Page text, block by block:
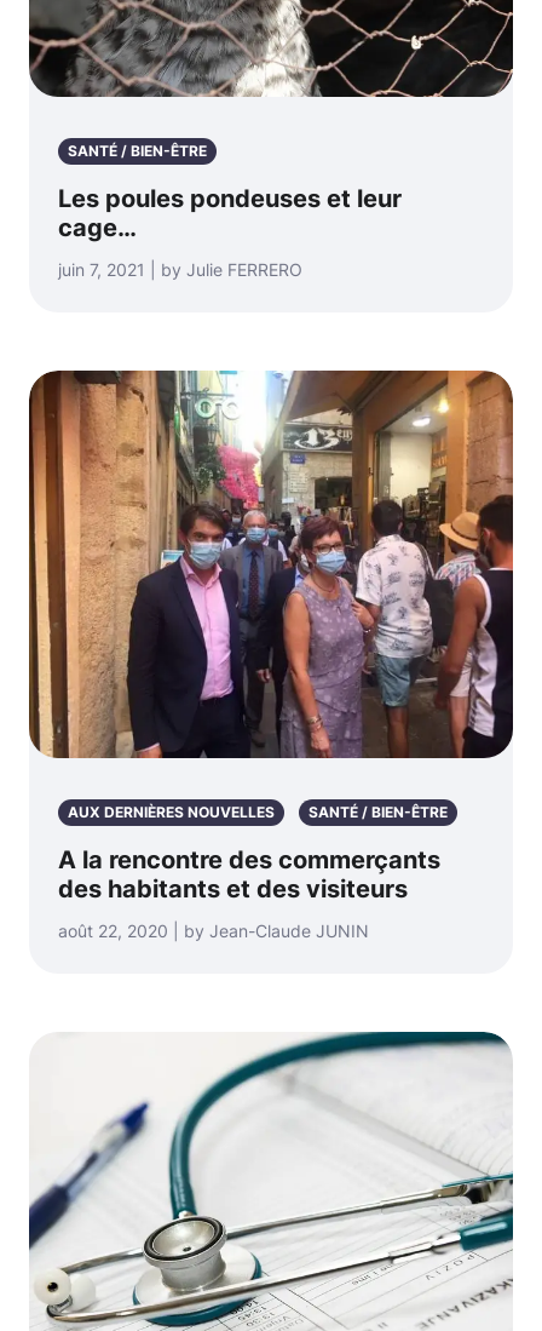
SANTÉ / BIEN-ÊTRE
Les poules pondeuses et leur
cage…
juin 7, 2021 | by Julie FERRERO
AUX DERNIÈRES NOUVELLES SANTÉ / BIEN-ÊTRE
A la rencontre des commerçants
des habitants et des visiteurs
août 22, 2020 | by Jean-Claude JUNIN